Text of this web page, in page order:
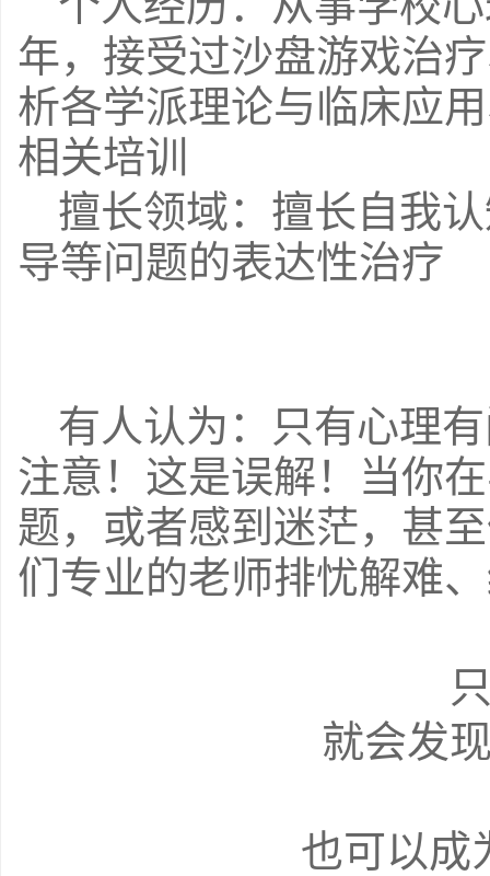
年，接受过沙盘游戏治
析各学派理论与临床应
相关培训
擅长领域：擅长自我
导等问题的表达性治疗
有人认为：只有心理
注意！这是误解！当你
题，或者感到迷茫，甚
们专业的老师排忧解难
就会发
也可以成